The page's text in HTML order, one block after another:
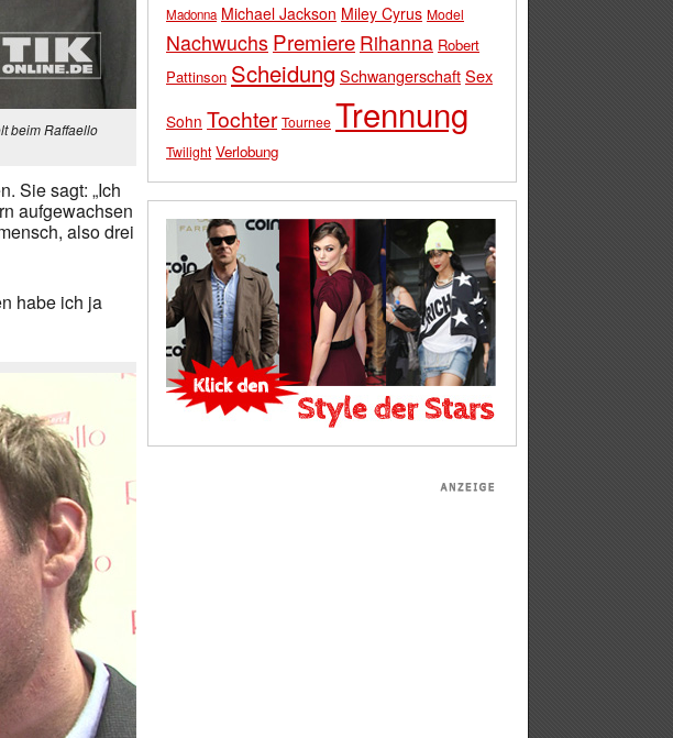
beim Raffaello
Sie sagt: „Ich
aufgewachsen
also drei
habe ich ja
Madonna Michael Jackson Miley Cyrus Model
Nachwuchs Premiere Rihanna Robert
Pattinson Scheidung SchwangerschaftSex
Sohn Tochter Tournee Trennung
Twilight Verlobung